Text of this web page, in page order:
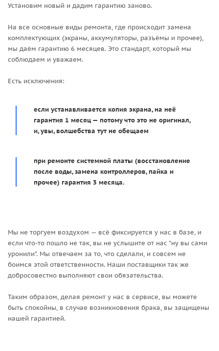
Установим новый и дадим гарантию заново.
На все основные виды ремонта, где происходит замена
комплектующих (экраны, аккумуляторы, разъёмы и прочее),
мы даём гарантию 6 месяцев. Это стандарт, который мы
соблюдаем и уважаем.
Есть исключения:
если устанавливается копия экрана, на неё
гарантия 1 месяц — потому что это не оригинал,
и, увы, волшебства тут не обещаем
при ремонте системной платы (восстановление
после воды, замена контроллеров, пайка и
прочее) гарантия 3 месяца.
Мы не торгуем воздухом — всё фиксируется у нас в базе, и
если что-то пошло не так, вы не услышите от нас "ну вы сами
уронили". Мы отвечаем за то, что сделали, и совсем не
боимся этой ответственности. Наши поставщики так же
добросовестно выполняют свои обязательства.
Таким образом, делая ремонт у нас в сервисе, вы можете
быть спокойны, в случае возникновения брака, вы защищены
нашей гарантией.